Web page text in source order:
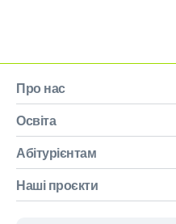
Про нас
Освіта
Абітурієнтам
Наші проєкти